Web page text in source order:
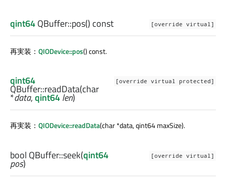
[override virtual]
qint64QBuffer::pos() const
再実装： QIODevice::pos() const.
[override virtual protected]
qint64
QBuffer::readData(char
*data,qint64len)
再実装： QIODevice::readData(char *data, qint64 maxSize).
[override virtual]
bool QBuffer::seek(qint64
pos)